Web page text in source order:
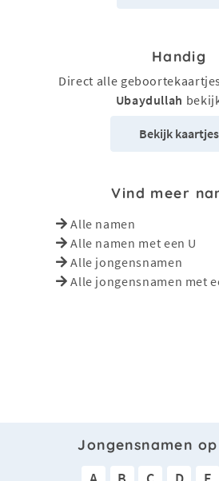
Handig
Direct alle
Ubaydullah
Bekijk kaartjes
Vind meer
Alle namen
Alle namen met een U
Alle jongensnamen
Alle jongensnamen met
Jongensnamen